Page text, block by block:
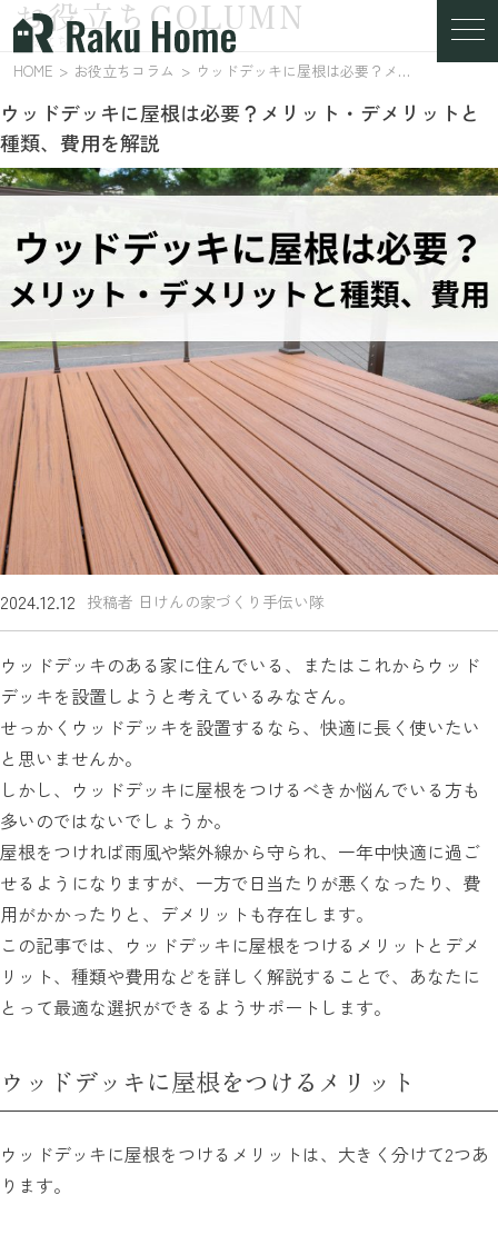
お役立ちコラム
お役立ちCOLUMN
HOME お役立ちコラム ウッドデッキに屋根は必要？メリット・デメリットと種類、費用を解説
ウッドデッキに屋根は必要？メリット・デメリットと
種類、費用を解説
2024.12.12 投稿者 日けんの家づくり手伝い隊
ウッドデッキのある家に住んでいる、またはこれからウッド
デッキを設置しようと考えているみなさん。
せっかくウッドデッキを設置するなら、快適に長く使いたい
と思いませんか。
しかし、ウッドデッキに屋根をつけるべきか悩んでいる方も
多いのではないでしょうか。
屋根をつければ雨風や紫外線から守られ、一年中快適に過ご
せるようになりますが、一方で日当たりが悪くなったり、費
用がかかったりと、デメリットも存在します。
この記事では、ウッドデッキに屋根をつけるメリットとデメ
リット、種類や費用などを詳しく解説することで、あなたに
とって最適な選択ができるようサポートします。
ウッドデッキに屋根をつけるメリット
ウッドデッキに屋根をつけるメリットは、大きく分けて2つあ
ります。